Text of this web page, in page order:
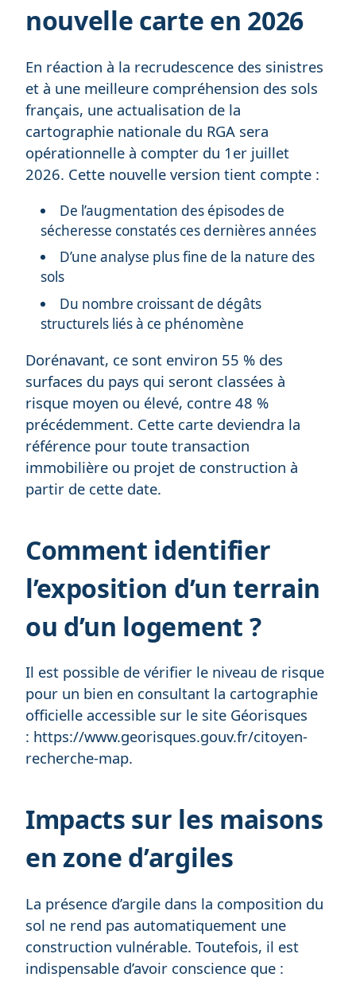
nouvelle carte en 2026
En réaction à la recrudescence des sinistres
et à une meilleure compréhension des sols
français, une actualisation de la
cartographie nationale du RGA sera
opérationnelle à compter du 1er juillet
2026. Cette nouvelle version tient compte :
De l’augmentation des épisodes de
sécheresse constatés ces dernières années
D’une analyse plus fine de la nature des
sols
Du nombre croissant de dégâts
structurels liés à ce phénomène
Dorénavant, ce sont environ 55 % des
surfaces du pays qui seront classées à
risque moyen ou élevé, contre 48 %
précédemment. Cette carte deviendra la
référence pour toute transaction
immobilière ou projet de construction à
partir de cette date.
Comment identifier
l’exposition d’un terrain
ou d’un logement ?
Il est possible de vérifier le niveau de risque
pour un bien en consultant la cartographie
officielle accessible sur le site Géorisques
: https://www.georisques.gouv.fr/citoyen-
recherche-map.
Impacts sur les maisons
en zone d’argiles
La présence d’argile dans la composition du
sol ne rend pas automatiquement une
construction vulnérable. Toutefois, il est
indispensable d’avoir conscience que :